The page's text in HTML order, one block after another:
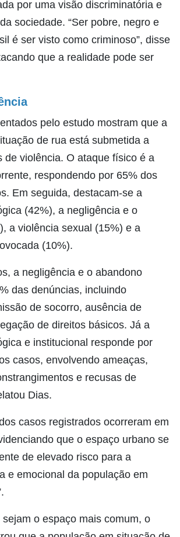
por uma visão discriminatória e
sociedade. “Ser pobre, negro e
é ser visto como criminoso”, disse
que a realidade pode ser
pelo estudo mostram que a
de rua está submetida a
de violência. O ataque físico é a
respondendo por 65% dos
Em seguida, destacam-se a
(42%), a negligência e o
a violência sexual (15%) e a
(10%).
a negligência e o abandono
das denúncias, incluindo
de socorro, ausência de
de direitos básicos. Já a
e institucional responde por
casos, envolvendo ameaças,
e recusas de
Dias.
casos registrados ocorreram em
que o espaço urbano se
de elevado risco para a
e emocional da população em
o espaço mais comum, o